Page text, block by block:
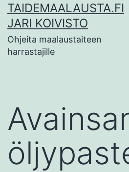
TAIDEMAALAUSTA.FI
JARI KOIVISTO
Ohjeita maalaustaiteen
harrastajille